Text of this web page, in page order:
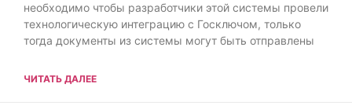
необходимо чтобы разработчики этой системы провели
технологическую интеграцию с Госключом, только
тогда документы из системы могут быть отправлены
ЧИТАТЬ ДАЛЕЕ